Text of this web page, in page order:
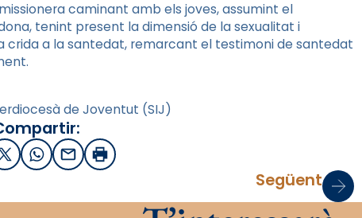
caminant amb els joves, assumint el
tenint present la dimensió de la sexualitat i
crida a la santedat, remarcant el testimoni de santedat
de Joventut (SIJ)
X / Twitter
WhatsApp
EmailImprimir
Següent